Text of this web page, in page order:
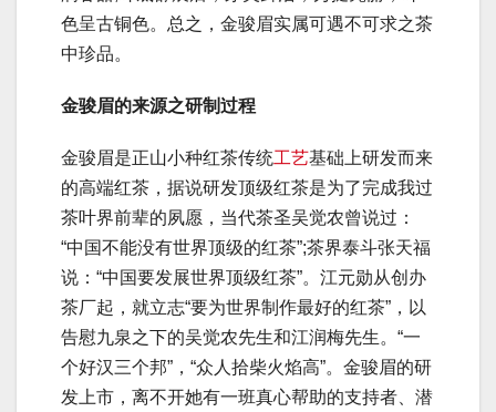
色呈古铜色。总之，金骏眉实属可遇不可求之茶
中珍品。
金骏眉的来源之研制过程
金骏眉是正山小种红茶传统工艺基础上研发而来
的高端红茶，据说研发顶级红茶是为了完成我过
茶叶界前辈的夙愿，当代茶圣吴觉农曾说过：
“中国不能没有世界顶级的红茶”;茶界泰斗张天福
说：“中国要发展世界顶级红茶”。江元勋从创办
茶厂起，就立志“要为世界制作最好的红茶”，以
告慰九泉之下的吴觉农先生和江润梅先生。“一
个好汉三个邦”，“众人拾柴火焰高”。金骏眉的研
发上市，离不开她有一班真心帮助的支持者、潜